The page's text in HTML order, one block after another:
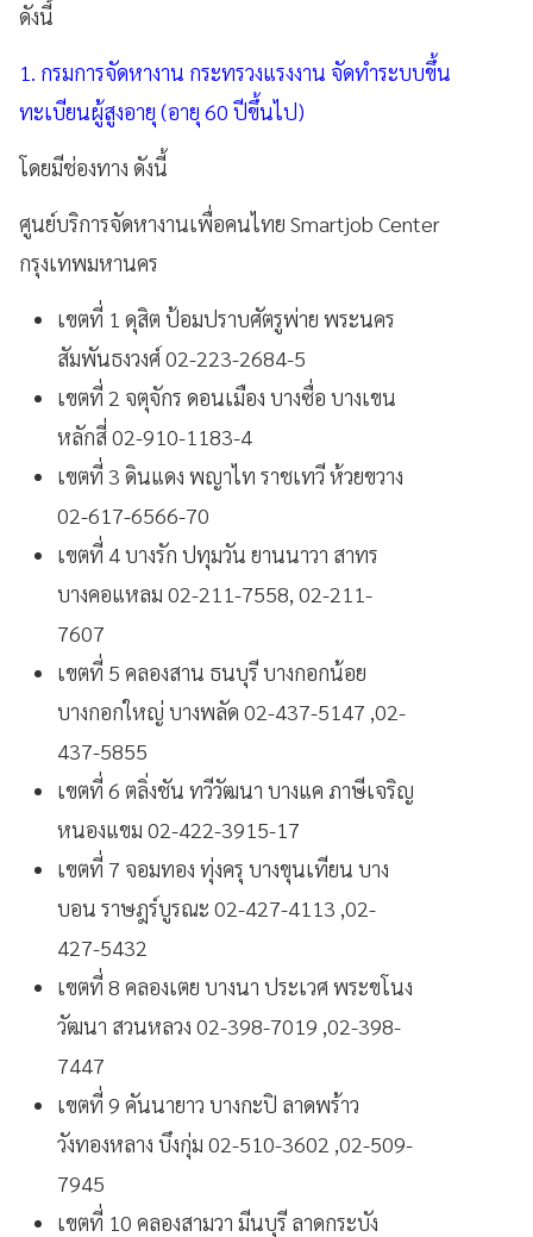
ดังนี้
1. กรมการจัดหางาน กระทรวงแรงงาน จัดทำระบบขึ้น
ทะเบียนผู้สูงอายุ (อายุ 60 ปีขึ้นไป)
โดยมีช่องทาง ดังนี้
ศูนย์บริการจัดหางานเพื่อคนไทย Smartjob Center
กรุงเทพมหานคร
เขตที่ 1 ดุสิต ป้อมปราบศัตรูพ่าย พระนคร
สัมพันธงวงศ์ 02-223-2684-5
เขตที่ 2 จตุจักร ดอนเมือง บางซื่อ บางเขน
หลักสี่ 02-910-1183-4
เขตที่ 3 ดินแดง พญาไท ราชเทวี ห้วยขวาง
02-617-6566-70
เขตที่ 4 บางรัก ปทุมวัน ยานนาวา สาทร
บางคอแหลม 02-211-7558, 02-211-
7607
เขตที่ 5 คลองสาน ธนบุรี บางกอกน้อย
บางกอกใหญ่ บางพลัด 02-437-5147 ,02-
437-5855
เขตที่ 6 ตลิ่งชัน ทวีวัฒนา บางแค ภาษีเจริญ
หนองแขม 02-422-3915-17
เขตที่ 7 จอมทอง ทุ่งครุ บางขุนเทียน บาง
บอน ราษฎร์บูรณะ 02-427-4113 ,02-
427-5432
เขตที่ 8 คลองเตย บางนา ประเวศ พระขโนง
วัฒนา สวนหลวง 02-398-7019 ,02-398-
7447
เขตที่ 9 คันนายาว บางกะปิ ลาดพร้าว
วังทองหลาง บึงกุ่ม 02-510-3602 ,02-509-
7945
เขตที่ 10 คลองสามวา มีนบุรี ลาดกระบัง